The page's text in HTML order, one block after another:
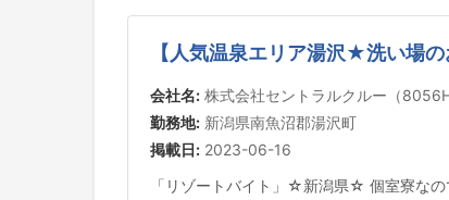
【人気温泉エリア湯沢★洗い場
会社名: 株式会社セントラルクルー（
勤務地: 新潟県南魚沼郡湯沢町
掲載日: 2023-06-16
「リゾートバイト」☆新潟県☆ 個室寮な